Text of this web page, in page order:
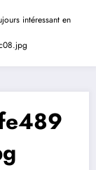
intéressant en